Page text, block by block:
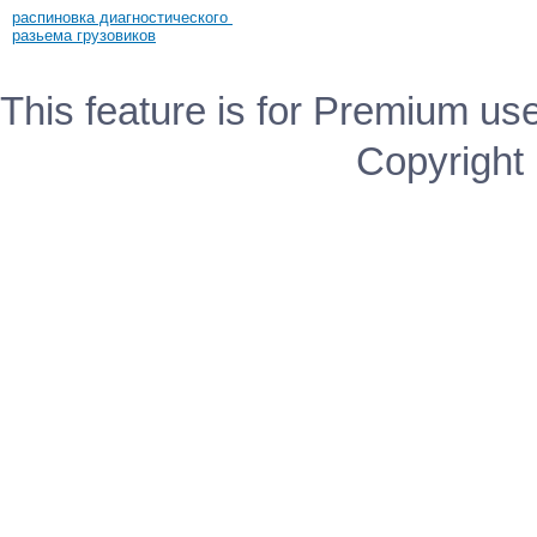
распиновка диагностического
разьема грузовиков
This feature is for Premium